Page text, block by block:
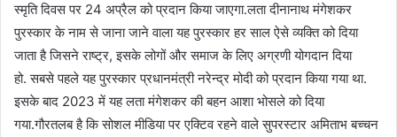
स्मृति दिवस पर 24 अप्रैल को प्रदान किया जाएगा.लता दीनानाथ मंगेशकर
पुरस्कार के नाम से जाना जाने वाला यह पुरस्कार हर साल ऐसे व्यक्ति को दिया
जाता है जिसने राष्ट्र, इसके लोगों और समाज के लिए अग्रणी योगदान दिया
हो. सबसे पहले यह पुरस्कार प्रधानमंत्री नरेन्द्र मोदी को प्रदान किया गया था.
इसके बाद 2023 में यह लता मंगेशकर की बहन आशा भोसले को दिया
गया.गौरतलब है कि सोशल मीडिया पर एक्टिव रहने वाले सुपरस्टार अमिताभ बच्चन